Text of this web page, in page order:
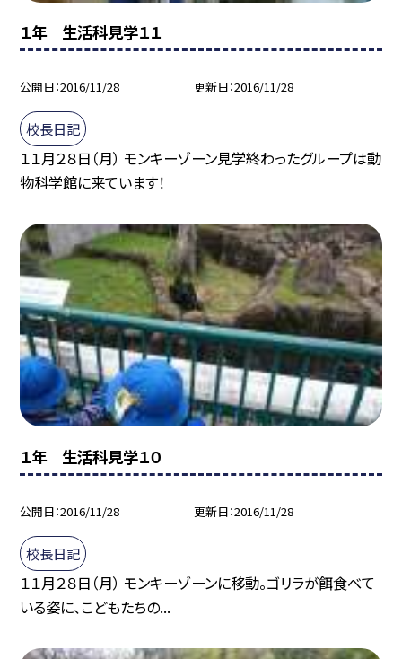
１年 生活科見学１１
公開日 2016/11/28 更新日 2016/11/28
校長日記
１１月２８日（月） モンキーゾーン見学終わったグループは動
物科学館に来ています！
１年 生活科見学１０
公開日 2016/11/28 更新日 2016/11/28
校長日記
１１月２８日（月） モンキーゾーンに移動。ゴリラが餌食べて
いる姿に、こどもたちの...